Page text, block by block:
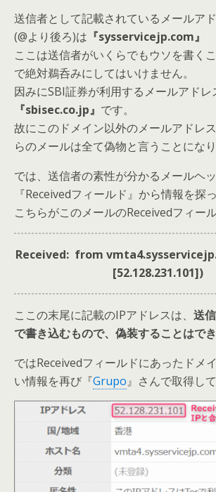
送信者として記載されているメールア
(@より後ろ)は 『sysservicejp.com』
ここは送信者がいくらでもウソを書く
で絶対鵜呑みにしてはいけません。
因みにSBI証券が利用するメールアドレ
『sbisec.co.jp』 です。
故にこのドメイン以外のメールアドレ
らのメールは全て偽物と言うことになり
では、送信者の素性が分かるメールヘ
『Receivedフィールド』から情報を探
こちらがこのメールのReceivedフィール
Received: from
[52.128.231.101])
ここの末尾に記載のIPアドレスは、 送
で書き込むもので、偽装することはで
ではReceivedフィールドにあったドメ
い情報を再び『Grupo』さんで取得して